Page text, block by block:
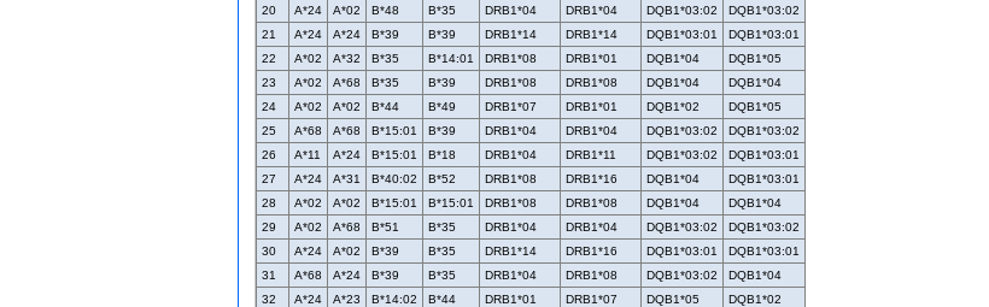
20
A*24 A*02 B*48 B*35 DRB1*04 DRB1*04 DQB1*03:02
DQB1*03:02
21
A*24 A*24 B*39 B*39 DRB1*14 DRB1*14 DQB1*03:01
DQB1*03:01
22
A*02 A*32 B*35 B*14:01 DRB1*08 DRB1*01 DQB1*04
DQB1*05
23
A*02 A*68 B*35 B*39 DRB1*08 DRB1*08 DQB1*04
DQB1*04
24
A*02 A*02 B*44 B*49 DRB1*07 DRB1*01 DQB1*02
DQB1*05
25
A*68 A*68 B*15:01 B*39 DRB1*04 DRB1*04 DQB1*03:02
DQB1*03:02
26
A*11 A*24 B*15:01 B*18 DRB1*04 DRB1*11 DQB1*03:02
DQB1*03:01
27
A*24 A*31 B*40:02 B*52 DRB1*08 DRB1*16 DQB1*04
DQB1*03:01
28
A*02 A*02 B*15:01 B*15:01 DRB1*08 DRB1*08 DQB1*04
DQB1*04
29
A*02 A*68 B*51 B*35 DRB1*04 DRB1*04 DQB1*03:02
DQB1*03:02
30
A*24 A*02 B*39 B*35 DRB1*14 DRB1*16 DQB1*03:01
DQB1*03:01
31
A*68 A*24 B*39 B*35 DRB1*04 DRB1*08 DQB1*03:02
DQB1*04
32
A*24 A*23 B*14:02 B*44 DRB1*01 DRB1*07 DQB1*05
DQB1*02